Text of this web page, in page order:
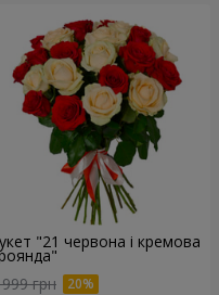
"21 червона і кремова
грн